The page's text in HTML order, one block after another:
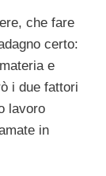
che fare
certo:
e
i due fattori
lavoro
in